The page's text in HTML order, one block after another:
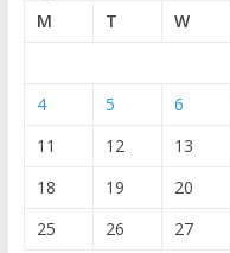
M
T W
4
5 6
11
12 13
18
19 20
25
26 27